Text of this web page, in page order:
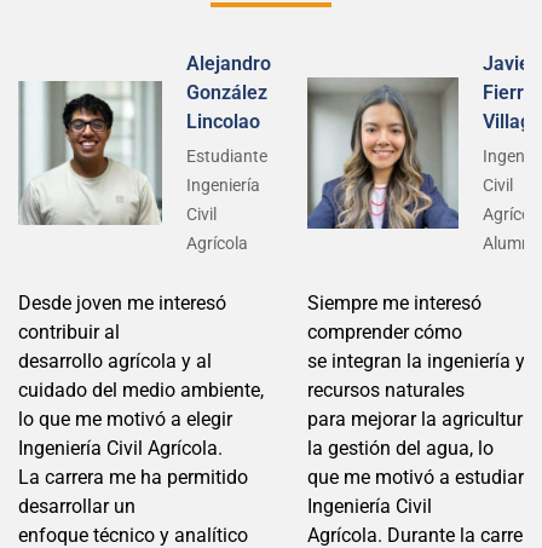
Alejandro
González
Lincolao
Estudiante
Ingeniería
Civil
Agrícola
Desde joven me interesó
contribuir al
desarrollo agrícola y al
cuidado del medio ambiente,
lo que me motivó a elegir
Ingeniería Civil Agrícola.
La carrera me ha permitido
desarrollar un
enfoque técnico y analítico
Fierro
Civil
Alumni
Siempre me interesó
comprender cómo
se integran la ingeniería y
recursos naturales
para mejorar la agricultura
la gestión del agua, lo
que me motivó a estudiar
Ingeniería Civil
Agrícola. Durante la carrera